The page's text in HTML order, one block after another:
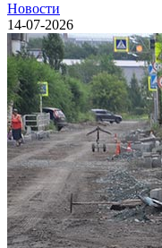
Новости
14-07-2026